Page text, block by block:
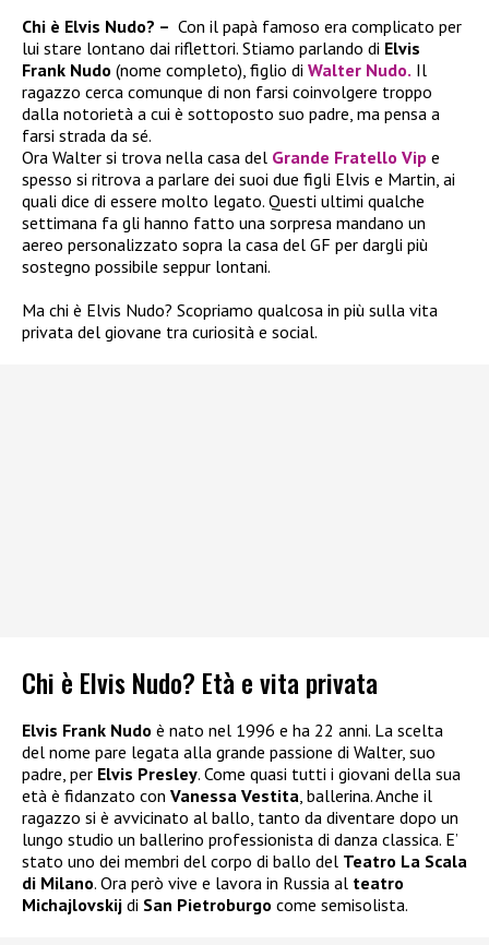
Chi è Elvis Nudo? – Con il papà famoso era complicato per
lui stare lontano dai riflettori. Stiamo parlando di Elvis
Frank Nudo (nome completo), figlio di Walter Nudo. Il
ragazzo cerca comunque di non farsi coinvolgere troppo
dalla notorietà a cui è sottoposto suo padre, ma pensa a
farsi strada da sé.
Ora Walter si trova nella casa del Grande Fratello Vip e
spesso si ritrova a parlare dei suoi due figli Elvis e Martin, ai
quali dice di essere molto legato. Questi ultimi qualche
settimana fa gli hanno fatto una sorpresa mandano un
aereo personalizzato sopra la casa del GF per dargli più
sostegno possibile seppur lontani.
Ma chi è Elvis Nudo? Scopriamo qualcosa in più sulla vita
privata del giovane tra curiosità e social.
Chi è Elvis Nudo? Età e vita privata
Elvis Frank Nudo è nato nel 1996 e ha 22 anni. La scelta
del nome pare legata alla grande passione di Walter, suo
padre, per Elvis Presley. Come quasi tutti i giovani della sua
età è fidanzato con Vanessa Vestita , ballerina. Anche il
ragazzo si è avvicinato al ballo, tanto da diventare dopo un
lungo studio un ballerino professionista di danza classica. E’
stato uno dei membri del corpo di ballo del Teatro La Scala
di Milano. Ora però vive e lavora in Russia al teatro
Michajlovskij di San Pietroburgo come semisolista.